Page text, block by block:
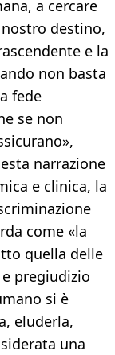
a cercare
destino,
e la
non basta
fede
se non
narrazione
e clinica, la
come «la
quella delle
pregiudizio
si è
eluderla,
una